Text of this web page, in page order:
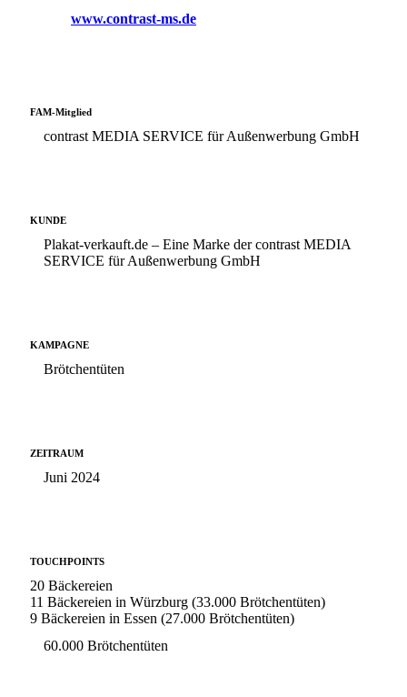
www.contrast-ms.de
FAM-Mitglied
contrast MEDIA SERVICE für Außenwerbung GmbH
KUNDE
Plakat-verkauft.de – Eine Marke der contrast MEDIA
SERVICE für Außenwerbung GmbH
KAMPAGNE
Brötchentüten
ZEITRAUM
Juni 2024
TOUCHPOINTS
20 Bäckereien
11 Bäckereien in Würzburg (33.000 Brötchentüten)
9 Bäckereien in Essen (27.000 Brötchentüten)
60.000 Brötchentüten